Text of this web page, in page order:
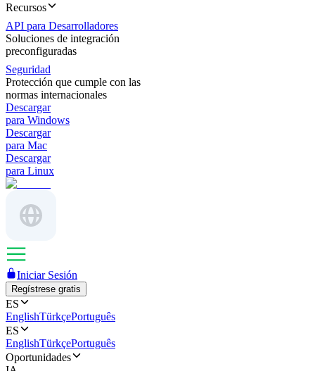
Recursos
API para Desarrolladores
Soluciones de integración
preconfiguradas
Seguridad
Protección que cumple con las
normas internacionales
Descargar
para Windows
Descargar
para Mac
Descargar
para Linux
Iniciar Sesión
Regístrese gratis
ES
EnglishTürkçePortuguês
ES
EnglishTürkçePortuguês
Oportunidades